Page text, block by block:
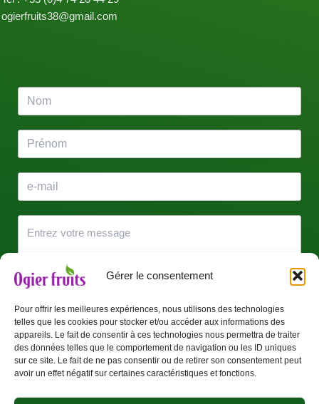
Gérer le consentement
Pour offrir les meilleures expériences, nous utilisons des technologies
telles que les cookies pour stocker et/ou accéder aux informations des
appareils. Le fait de consentir à ces technologies nous permettra de traiter
des données telles que le comportement de navigation ou les ID uniques
sur ce site. Le fait de ne pas consentir ou de retirer son consentement peut
avoir un effet négatif sur certaines caractéristiques et fonctions.
ogierfruits38@gmail.com
J’accepte que mes données soient utilisées pour être
recontacté(e).